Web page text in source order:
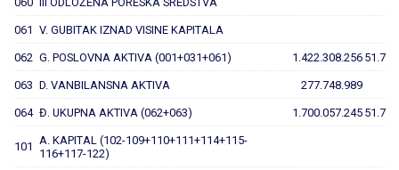
061 V. GUBITAK IZNAD VISINE KAPITALA
062 G. POSLOVNA AKTIVA (001+031+061) 1.422.308.256
063 D. VANBILANSNA AKTIVA 277.748.989
064 Đ. UKUPNA AKTIVA (062+063) 1.700.057.245
101 A. KAPITAL (102-109+110+111+114+115-
116+117-122)